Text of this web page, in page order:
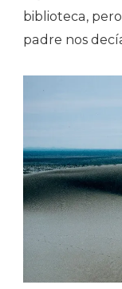
biblioteca,
padre nos